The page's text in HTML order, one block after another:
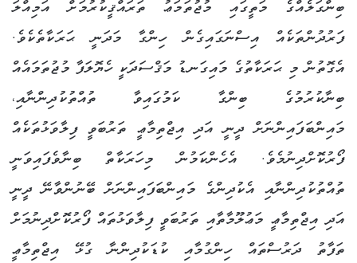
ބިންގަލެއްގެ މަތީގައި މުޖުތަމަޢު ތަރައްޤީކުރުމަށް އަމިއްލަ
ފަރުދުންތަކެއް އިސްނަގައިގެން ހިންގާ މަދަނީ ޙަރަކާތެކެވެ.
އެގޮތުން މި ޙަރަކާތުގެ މައިގަނޑު މަޤްސަދަކީ ހެޔޮލަފާ މުޖުތަމައެއް
ބިނާކުރުމުގެ ބިންގާ ކަމުގައިވާ ތުއްތުކުދިންނާއި،
މައިންބަފައިންނަށް ދީނީ އަދި އިޖްތިމާޢީ ތަރުބަވީ ފިލާވަޅުތަކެއް
ފޯރުކޮށްދިނުމެވެ. އެހެންކަމުން މިހަރަކާތް ބިނާވެފައިވަނީ
ތުއްތުކުދިންނާއި އެކުދިންގެ މައިންބަފައިންނަށް ބޭނުންވާނޭ ދީނީ
އަދި އިޖްތިމާޢީ މަޢުލޫމާތާއި ތަރުބަވީ ފިލާވަޅުތައް ފޯރުކޮށްދިނުމަށް
ތަފާތު ދަރުސްތައް ހިންގުމާއި ކުޑަކުދިންނާ ގުޅޭ އިޖްތިމާޢީ